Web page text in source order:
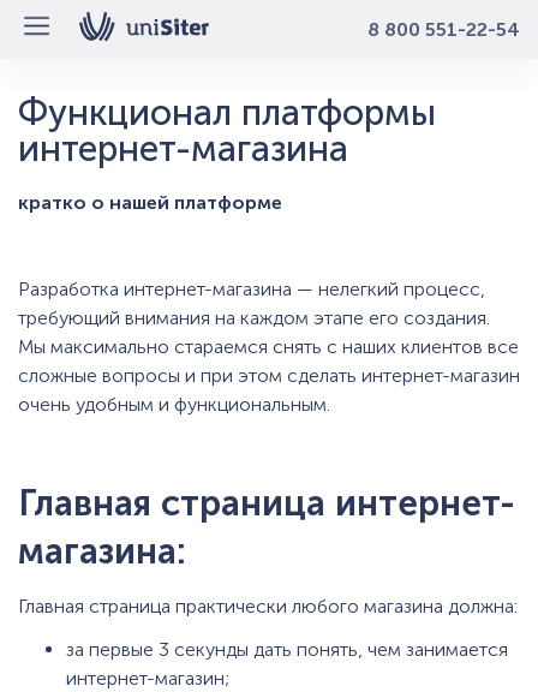
8 800 551-22-54
Функционал платформы
интернет-магазина
кратко о нашей платформе
Разработка интернет-магазина — нелегкий процесс,
требующий внимания на каждом этапе его создания.
Мы максимально стараемся снять с наших клиентов все
сложные вопросы и при этом сделать интернет-магазин
очень удобным и функциональным.
Главная страница интернет-
магазина:
Главная страница практически любого магазина должна:
за первые 3 секунды дать понять, чем занимается
интернет-магазин;